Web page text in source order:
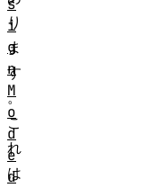
り
ま
す
。
こ
れ
は
s
i
g
n
M
o
d
e
d